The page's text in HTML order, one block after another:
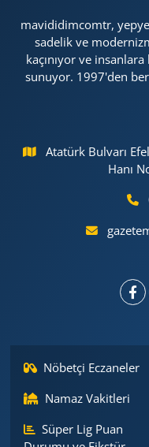
mavididimcomtr,
sadelik ve
kaçınıyor ve
sunuyor. 1997'den
Atatürk Bulvarı
Hanı
Nöbetçi Eczaneler
Namaz Vakitleri
Süper Lig Puan